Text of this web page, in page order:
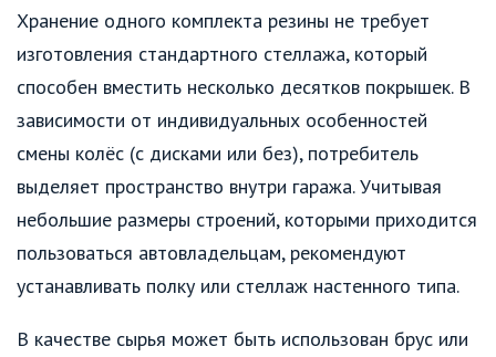
Хранение одного комплекта резины не требует
изготовления стандартного стеллажа, который
способен вместить несколько десятков покрышек. В
зависимости от индивидуальных особенностей
смены колёс (с дисками или без), потребитель
выделяет пространство внутри гаража. Учитывая
небольшие размеры строений, которыми приходится
пользоваться автовладельцам, рекомендуют
устанавливать полку или стеллаж настенного типа.
В качестве сырья может быть использован брус или